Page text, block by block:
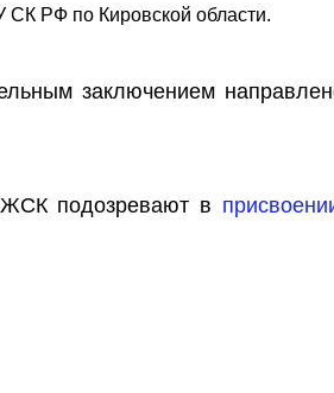
СК РФ по Кировской области.
заключением
подозревают в